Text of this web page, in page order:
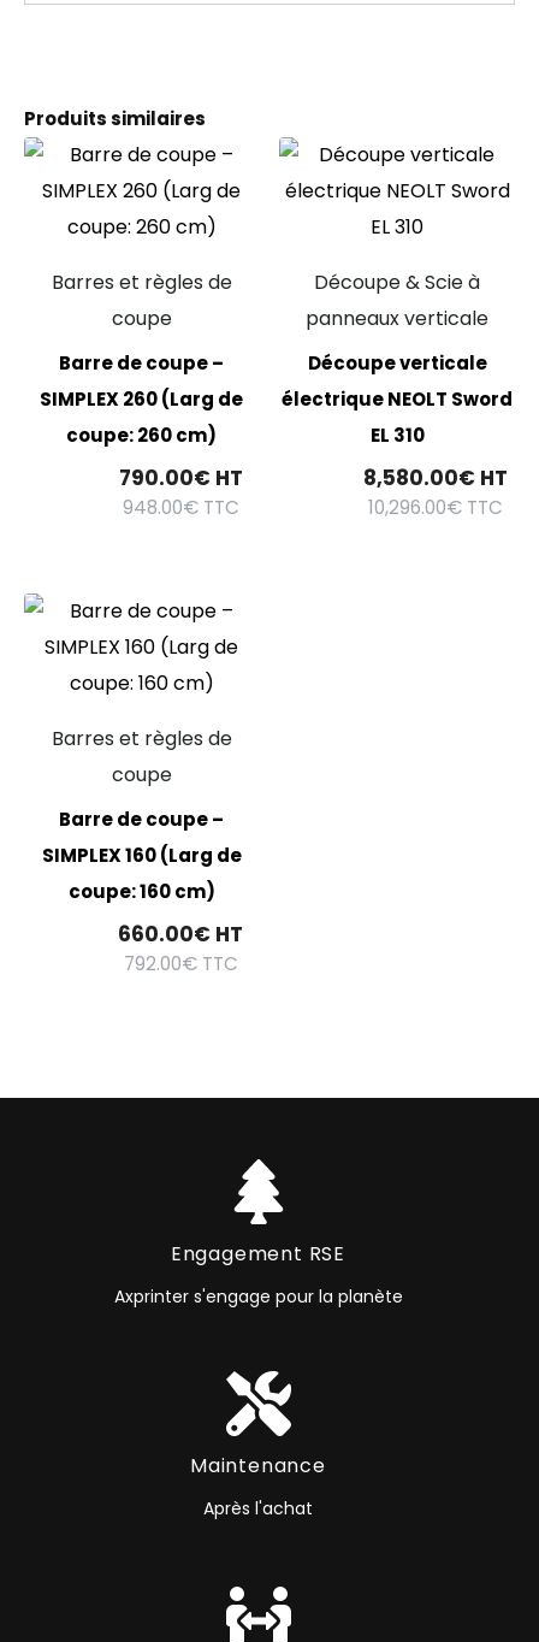
Produits similaires
Barres et règles de
coupe
Barre de coupe –
SIMPLEX 260 (Larg de
coupe: 260 cm)
790.00€ HT
948.00€TTC
Découpe & Scie à
panneaux verticale
Découpe verticale
électrique NEOLT Sword
EL 310
8,580.00€ HT
10,296.00€ TTC
Barres et règles de
coupe
Barre de coupe –
SIMPLEX 160 (Larg de
coupe: 160 cm)
660.00€ HT
792.00€TTC
Engagement RSE
Axprinter s'engage pour la planète
Maintenance
Après l'achat